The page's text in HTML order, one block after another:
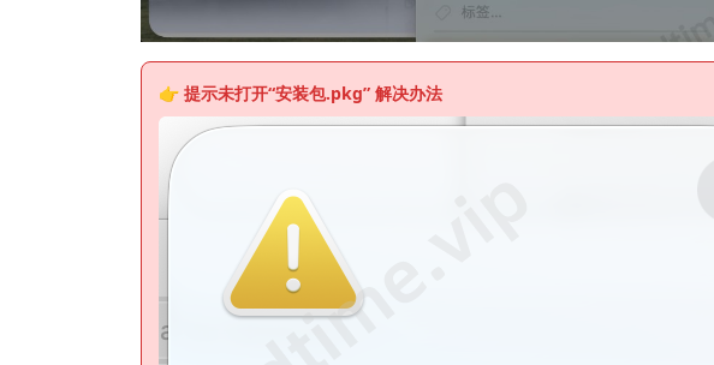
👉 提示未打开“安装包.pkg” 解决办法